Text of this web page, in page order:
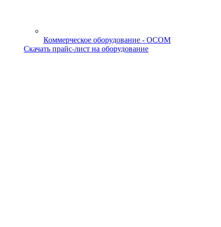
Коммерческое оборудование - OCOM
Скачать прайс-лист на оборудование